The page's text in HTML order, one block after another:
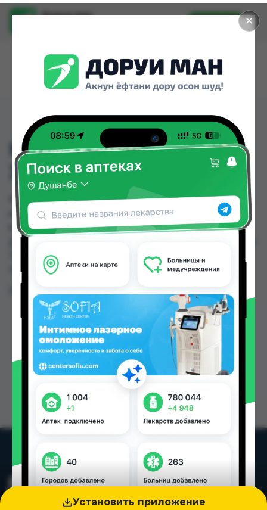
✕
Установить приложение
Доруи ман
Установить
КОЛГЕЙТ ЗУБ.П.
ХЕРБАЛ100МЛ
КОЛГЕЙТ ЗУБ.П. ХЕРБАЛ100МЛ можно купить
или заказать в аптеках, Аслфарм №1, Аслфарм
№3, Аслфарм №4, Аслфарм №6, Дору Фарм №2,
TJS до 23.00 TJS в Душанбе и других городах
Таджикистана